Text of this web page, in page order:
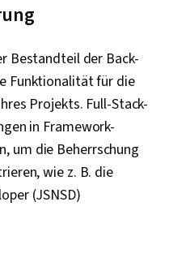
Cloud-
Relationales Mapping,
Server-Seite,
(API),
Flask (Web-
Bereitstellung
Integrierte
Grundsätze der
Bestandteil der Back-
Funktionalität für die
Projekts. Full-Stack-
in Framework-
um die Beherrschung
wie z. B. die
(JSNSD)